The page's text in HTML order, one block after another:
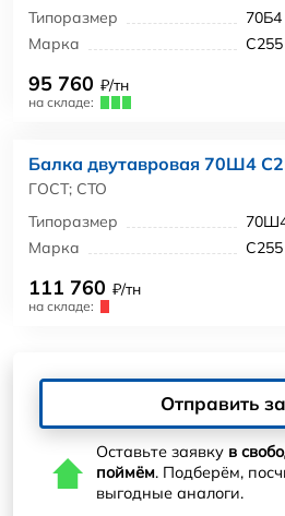
Типоразмер
70Б4
Марка
С255
95 760 ₽/тн
на складе:
Балка двутавровая 70Ш4
ГОСТ; СТО
Типоразмер
Марка
С255
111 760 ₽/тн
на складе:
Отправить
Оставьте заявку в
поймём. Подберём,
выгодные аналоги.